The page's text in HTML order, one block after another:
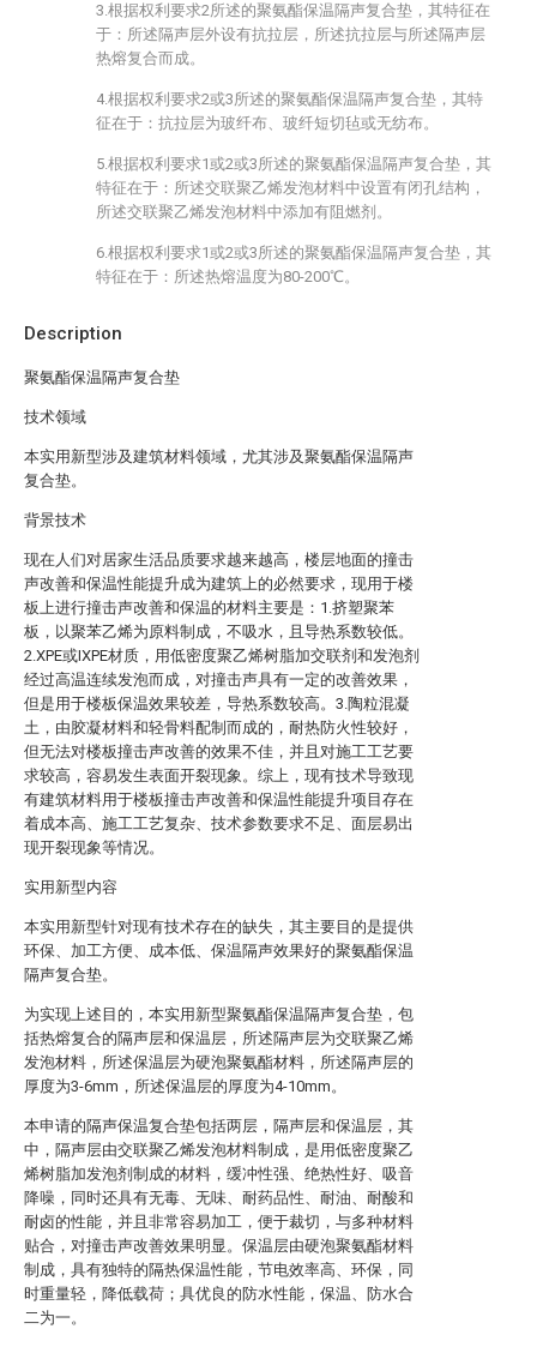
Description
聚氨酯保温隔声复合垫
技术领域
本实用新型涉及建筑材料领域，尤其涉及聚氨酯保温隔声
复合垫。
背景技术
现在人们对居家生活品质要求越来越高，楼层地面的撞击
声改善和保温性能提升成为建筑上的必然要求，现用于楼
板上进行撞击声改善和保温的材料主要是：1.挤塑聚苯
板，以聚苯乙烯为原料制成，不吸水，且导热系数较低。
2.XPE或IXPE材质，用低密度聚乙烯树脂加交联剂和发泡剂
经过高温连续发泡而成，对撞击声具有一定的改善效果，
但是用于楼板保温效果较差，导热系数较高。3.陶粒混凝
土，由胶凝材料和轻骨料配制而成的，耐热防火性较好，
但无法对楼板撞击声改善的效果不佳，并且对施工工艺要
求较高，容易发生表面开裂现象。综上，现有技术导致现
有建筑材料用于楼板撞击声改善和保温性能提升项目存在
着成本高、施工工艺复杂、技术参数要求不足、面层易出
现开裂现象等情况。
实用新型内容
本实用新型针对现有技术存在的缺失，其主要目的是提供
环保、加工方便、成本低、保温隔声效果好的聚氨酯保温
隔声复合垫。
为实现上述目的，本实用新型聚氨酯保温隔声复合垫，包
括热熔复合的隔声层和保温层，所述隔声层为交联聚乙烯
发泡材料，所述保温层为硬泡聚氨酯材料，所述隔声层的
厚度为3-6mm，所述保温层的厚度为4-10mm。
本申请的隔声保温复合垫包括两层，隔声层和保温层，其
中，隔声层由交联聚乙烯发泡材料制成，是用低密度聚乙
烯树脂加发泡剂制成的材料，缓冲性强、绝热性好、吸音
降噪，同时还具有无毒、无味、耐药品性、耐油、耐酸和
耐卤的性能，并且非常容易加工，便于裁切，与多种材料
贴合，对撞击声改善效果明显。保温层由硬泡聚氨酯材料
制成，具有独特的隔热保温性能，节电效率高、环保，同
时重量轻，降低载荷；具优良的防水性能，保温、防水合
二为一。
3.根据权利要求2所述的聚氨酯保温隔声复合垫，其特征在
于：所述隔声层外设有抗拉层，所述抗拉层与所述隔声层
热熔复合而成。
4.根据权利要求2或3所述的聚氨酯保温隔声复合垫，其特
征在于：抗拉层为玻纤布、玻纤短切毡或无纺布。
5.根据权利要求1或2或3所述的聚氨酯保温隔声复合垫，其
特征在于：所述交联聚乙烯发泡材料中设置有闭孔结构，
所述交联聚乙烯发泡材料中添加有阻燃剂。
6.根据权利要求1或2或3所述的聚氨酯保温隔声复合垫，其
特征在于：所述热熔温度为80-200℃。